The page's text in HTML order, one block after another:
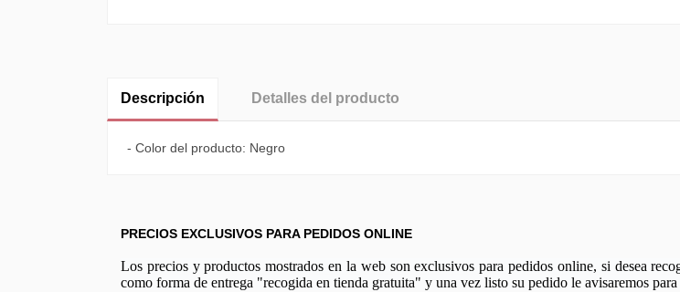
Descripción Detalles del producto
- Color del producto: Negro
PRECIOS EXCLUSIVOS PARA PEDIDOS ONLINE
Los precios y productos mostrados en la web son exclusivos para pedidos online, si desea
como forma de entrega "recogida en tienda gratuita" y una vez listo su pedido le avisaremos para